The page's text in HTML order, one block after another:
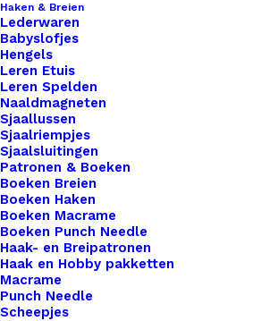
Haken & Breien
Lederwaren
Babyslofjes
Hengels
Leren Etuis
Leren Spelden
Naaldmagneten
Sjaallussen
Sjaalriempjes
Sjaalsluitingen
Patronen & Boeken
Boeken Breien
Boeken Haken
Boeken Macrame
Boeken Punch Needle
Haak- en Breipatronen
Haak en Hobby pakketten
Macrame
Punch Needle
Scheepjes
prachtige leren labels, de perfecte
voor al je creaties. Met onze
alleen een professionele
werk, maar ook een persoonlijk
ambachtelijke meesterwerken
de rest. Voor de bewuste haak-
ons bieden we ook een
labels aan die volledig
Gemaakt van hoogwaardig
zijn deze labels een
voor traditioneel leer, zonder
aan stijl of kwaliteit.
Kleur